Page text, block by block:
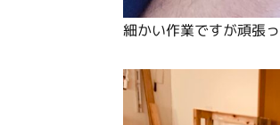
細かい作業ですが頑張